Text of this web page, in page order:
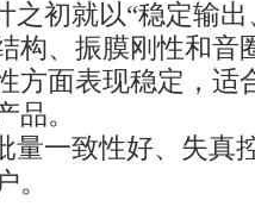
之初就以“稳定输
构、振膜刚性和音
方面表现稳定，适
品。
量一致性好、失真
。